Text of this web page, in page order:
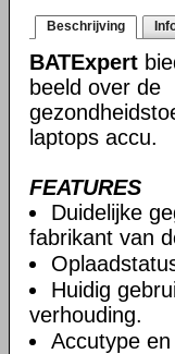
Beschrijving
BATExpert
beeld over de
laptops accu.
FEATURES
Duidelijke
fabrikant van
Huidig
verhouding.
Accutype